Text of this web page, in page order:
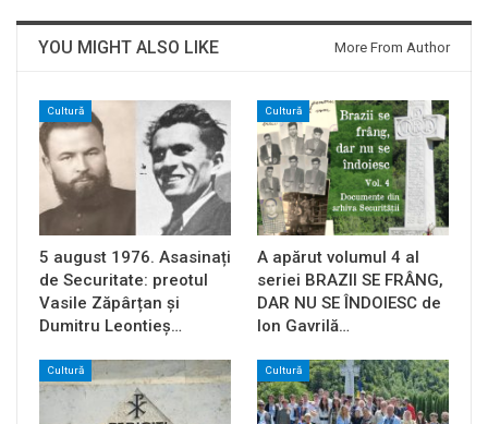
YOU MIGHT ALSO LIKE More From Author
Cultură
5 august 1976. Asasinați
de Securitate: preotul
Vasile Zăpârțan și
Dumitru Leontieș…
Cultură
A apărut volumul 4 al
seriei BRAZII SE FRÂNG,
DAR NU SE ÎNDOIESC de
Ion Gavrilă…
Cultură Cultură